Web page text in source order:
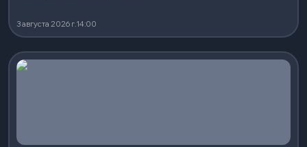
3 августа 2026 г.14:00